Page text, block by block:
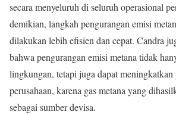
secara menyeluruh di seluruh operasional
demikian, langkah pengurangan emisi
dilakukan lebih efisien dan cepat. Candra
bahwa pengurangan emisi metana tidak
lingkungan, tetapi juga dapat meningkatkan
perusahaan, karena gas metana yang
sebagai sumber devisa.